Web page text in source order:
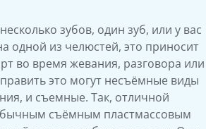
зубов, один зуб, или у вас
одной из челюстей, это приносит
во время жевания, разговора или
это могут несъёмные виды
и съемные. Так, отличной
съёмным пластмассовым